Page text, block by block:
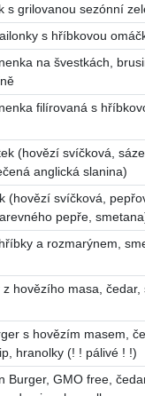
s grilovanou sezónní
s hříbkovou
na švestkách,
filírovaná s
(hovězí svíčková,
anglická slanina)
(hovězí svíčková,
pepře,
a rozmarýnem,
z hovězího masa, čedar,
s hovězím masem,
hranolky (! ! pálivé ! !)
Burger, GMO free,